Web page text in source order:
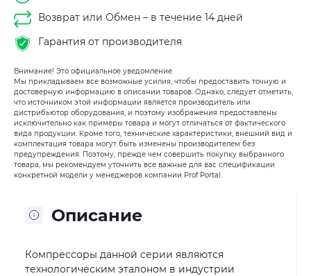
Возврат или Обмен – в течение 14 дней
Гарантия от производителя
Внимание! Это официальное уведомление.
Мы прикладываем все возможные усилия, чтобы предоставить точную и
достоверную информацию в описании товаров. Однако, следует отметить,
что источником этой информации является производитель или
дистрибьютор оборудования, и поэтому изображения предоставлены
исключительно как примеры товара и могут отличаться от фактического
вида продукции. Кроме того, технические характеристики, внешний вид и
комплектация товара могут быть изменены производителем без
предупреждения. Поэтому, прежде чем совершить покупку выбранного
товара, мы рекомендуем уточнить все важные для вас спецификации
конкретной модели у менеджеров компании Prof Portal.
Описание
Компрессоры данной серии являются
технологическим эталоном в индустрии